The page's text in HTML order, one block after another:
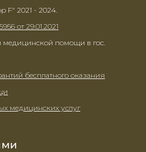
F" 2021 - 2024.
от 29.01.2021
медицинской помощи в гос.
бесплатного оказания
медицинских услуг